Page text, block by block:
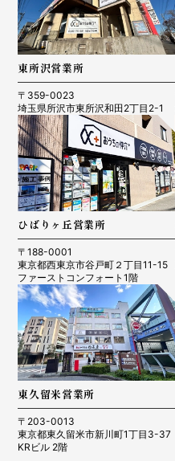
東所沢営業所
〒359-0023
埼玉県所沢市東所沢和田2丁目2-1
ひばりヶ丘営業所
〒188-0001
東京都西東京市谷戸町２丁目11-15
ファーストコンフォート1階
東久留米営業所
〒203-0013
東京都東久留米市新川町1丁目3-37
KRビル 2階